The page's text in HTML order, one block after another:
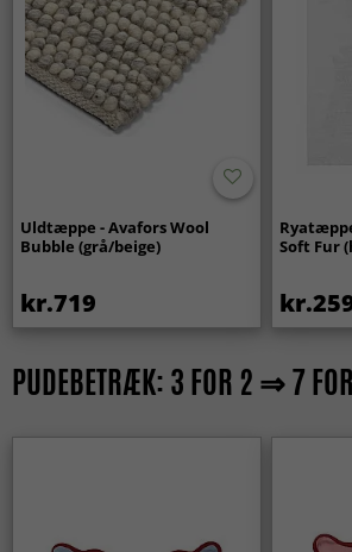
Uldtæppe - Avafors Wool
Bubble (grå/beige)
kr.719
Soft Fur
PUDEBETRÆK: 3 FOR 2 ⇒ 7